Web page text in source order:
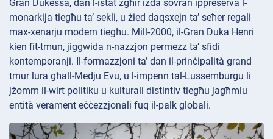
Gran Dukessa, dan l-istat żgħir iżda sovran ippreserva l-
monarkija tiegħu ta’ sekli, u żied daqsxejn ta’ seħer regali
max-xenarju modern tiegħu. Mill-2000, il-Gran Duka Henri
kien fit-tmun, jiggwida n-nazzjon permezz ta’ sfidi
kontemporanji. Il-formazzjoni ta’ dan il-prinċipalità grand
tmur lura għall-Medju Evu, u l-impenn tal-Lussemburgu li
jżomm il-wirt politiku u kulturali distintiv tiegħu jagħmlu
entità verament eċċezzjonali fuq il-palk globali.